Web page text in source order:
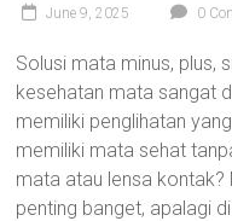
June 9, 2025 0
Solusi mata minus, plus,
kesehatan mata sangat
memiliki penglihatan
memiliki mata sehat
mata atau lensa
penting banget, apalagi